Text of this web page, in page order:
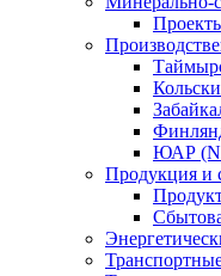
ЮАР
Продукция и